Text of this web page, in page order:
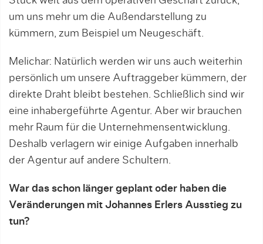
um uns mehr um die Außendarstellung zu
kümmern, zum Beispiel um Neugeschäft.
Melichar: Natürlich werden wir uns auch weiterhin
persönlich um unsere Auftraggeber kümmern, der
direkte Draht bleibt bestehen. Schließlich sind wir
eine inhabergeführte Agentur. Aber wir brauchen
mehr Raum für die Unternehmensentwicklung.
Deshalb verlagern wir einige Aufgaben innerhalb
der Agentur auf andere Schultern.
War das schon länger geplant oder haben die
Veränderungen mit Johannes Erlers Ausstieg zu
tun?